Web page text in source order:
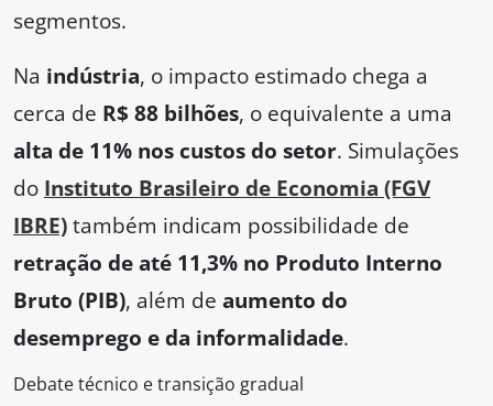
segmentos.
Na indústria, o impacto estimado chega a
cerca de R$ 88 bilhões, o equivalente a uma
alta de 11% nos custos do setor. Simulações
do Instituto Brasileiro de Economia (FGV
IBRE)também indicam possibilidade de
retração de até 11,3% no Produto Interno
Bruto (PIB), além de aumento do
desemprego e da informalidade.
Debate técnico e transição gradual